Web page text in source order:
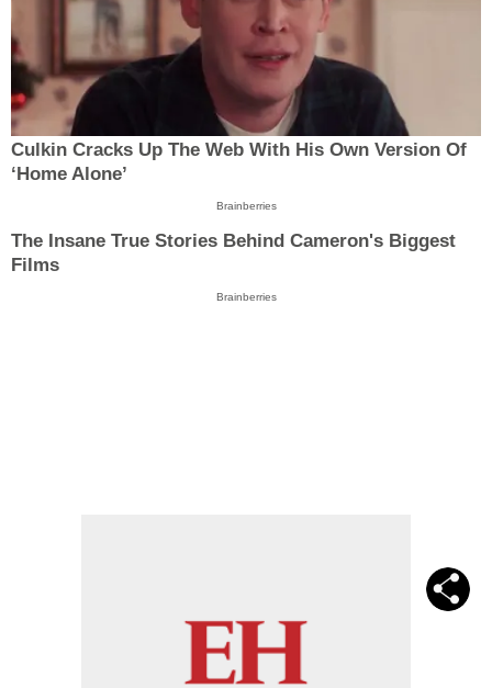
Culkin Cracks Up The Web With His Own Version Of
‘Home Alone’
Brainberries
The Insane True Stories Behind Cameron's Biggest
Films
Brainberries